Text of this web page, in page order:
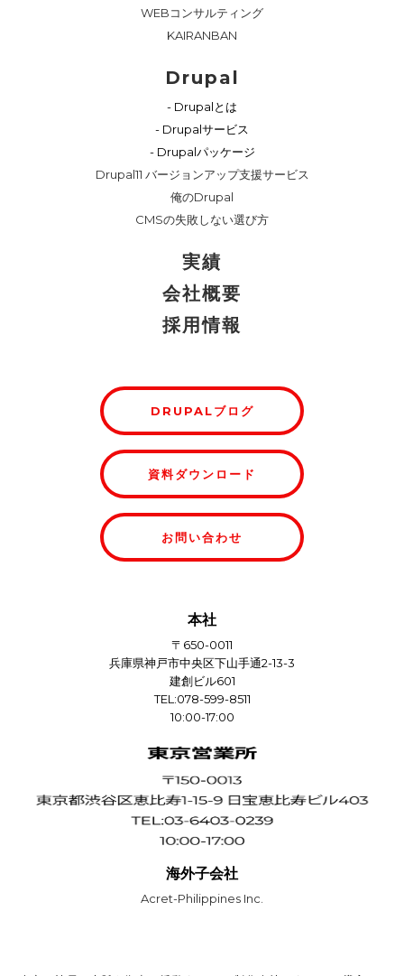
WEBコンサルティング
KAIRANBAN
Drupal
- Drupalとは
- Drupalサービス
- Drupalパッケージ
Drupal11 バージョンアップ支援サービス
俺のDrupal
CMSの失敗しない選び方
実績
会社概要
採用情報
DRUPALブログ
資料ダウンロード
お問い合わせ
本社
〒650-0011
兵庫県神戸市中央区下山手通2-13-3
建創ビル601
TEL:078-599-8511
10:00-17:00
海外子会社
Acret-Philippines Inc.